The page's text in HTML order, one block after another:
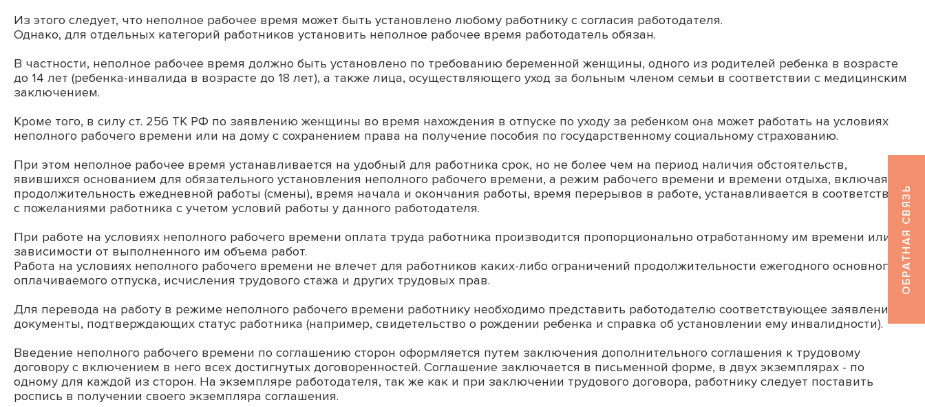
Из этого следует, что неполное рабочее время может быть установлено любому работнику с согласия работодателя.
Однако, для отдельных категорий работников установить неполное рабочее время работодатель обязан.
В частности, неполное рабочее время должно быть установлено по требованию беременной женщины, одного из родителей ребенка в возрасте
до 14 лет (ребенка-инвалида в возрасте до 18 лет), а также лица, осуществляющего уход за больным членом семьи в соответствии с медицинским
заключением.
Кроме того, в силу ст. 256 ТК РФ по заявлению женщины во время нахождения в отпуске по уходу за ребенком она может работать на условиях
неполного рабочего времени или на дому с сохранением права на получение пособия по государственному социальному страхованию.
При этом неполное рабочее время устанавливается на удобный для работника срок, но не более чем на период наличия обстоятельств,
явившихся основанием для обязательного установления неполного рабочего времени, а режим рабочего времени и времени отдыха, включая
продолжительность ежедневной работы (смены), время начала и окончания работы, время перерывов в работе, устанавливается в соответствии
с пожеланиями работника с учетом условий работы у данного работодателя.
При работе на условиях неполного рабочего времени оплата труда работника производится пропорционально отработанному им времени или в
зависимости от выполненного им объема работ.
Работа на условиях неполного рабочего времени не влечет для работников каких-либо ограничений продолжительности ежегодного основного
оплачиваемого отпуска, исчисления трудового стажа и других трудовых прав.
Для перевода на работу в режиме неполного рабочего времени работнику необходимо представить работодателю соответствующее заявление и
документы, подтверждающих статус работника (например, свидетельство о рождении ребенка и справка об установлении ему инвалидности).
Введение неполного рабочего времени по соглашению сторон оформляется путем заключения дополнительного соглашения к трудовому
договору с включением в него всех достигнутых договоренностей. Соглашение заключается в письменной форме, в двух экземплярах - по
одному для каждой из сторон. На экземпляре работодателя, так же как и при заключении трудового договора, работнику следует поставить
роспись в получении своего экземпляра соглашения.
ОБРАТНАЯ СВЯЗЬ